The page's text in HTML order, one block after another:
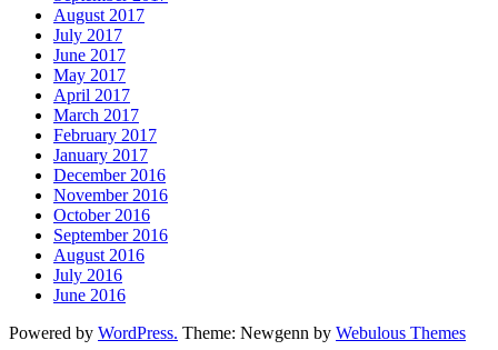
August 2017
July 2017
June 2017
May 2017
April 2017
March 2017
February 2017
January 2017
December 2016
November 2016
October 2016
September 2016
August 2016
July 2016
June 2016
Powered by WordPress. Theme: Newgenn by Webulous Themes